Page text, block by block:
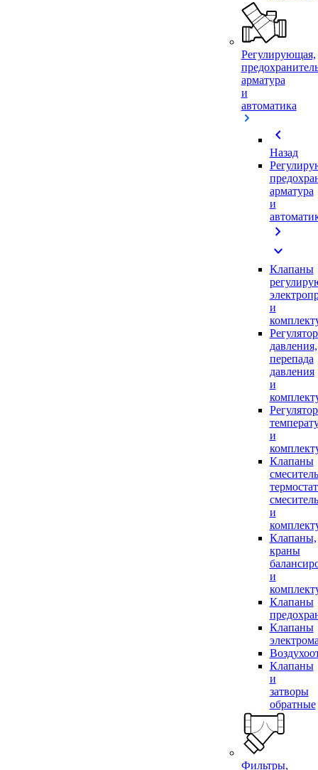
Регулирующая,
арматура
и
автоматика
chevron_left
Назад
арматура
и
chevron_right
expand_more
Клапаны
и
давления,
перепада
давления
и
и
Клапаны
и
Клапаны,
краны
и
Клапаны
Клапаны
Клапаны
и
затворы
обратные
Фильтры,